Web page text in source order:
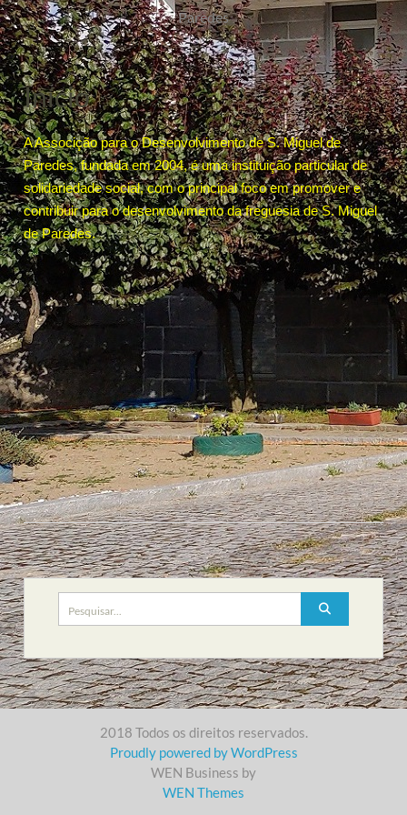
Paredes
Início
A Associção para o Desenvolvimento de S. Miguel de
Paredes, fundada em 2004, é uma instituição particular de
solidariedade social, com o principal foco em promover e
contribuir para o desenvolvimento da freguesia de S. Miguel
de Paredes.
for:
2018 Todos os direitos reservados.
Proudly powered by WordPress
WEN Business by
WEN Themes